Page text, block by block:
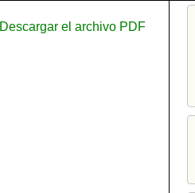
Descargar el archivo PDF